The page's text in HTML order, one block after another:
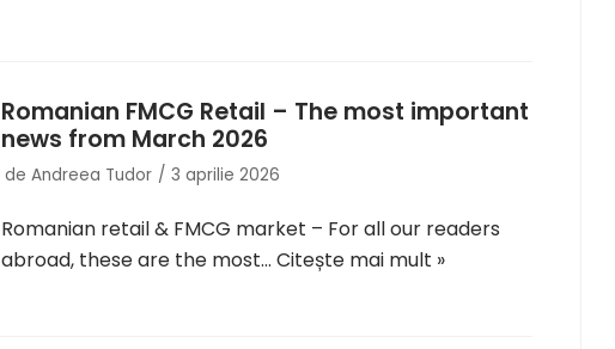
Romanian FMCG Retail – The most important
news from March 2026
de Andreea Tudor 3 aprilie 2026
Romanian retail & FMCG market – For all our readers
abroad, these are the most… Citește mai mult »